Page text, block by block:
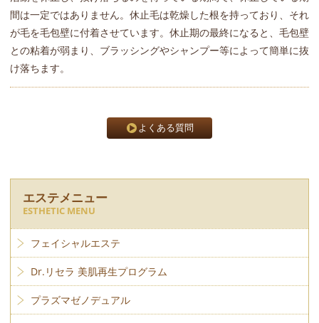
間は一定ではありません。休止毛は乾燥した根を持っており、それ
が毛を毛包壁に付着させています。休止期の最終になると、毛包壁
との粘着が弱まり、ブラッシングやシャンプー等によって簡単に抜
け落ちます。
よくある質問
エステメニュー
ESTHETIC MENU
フェイシャルエステ
Dr.リセラ 美肌再生プログラム
プラズマゼノデュアル